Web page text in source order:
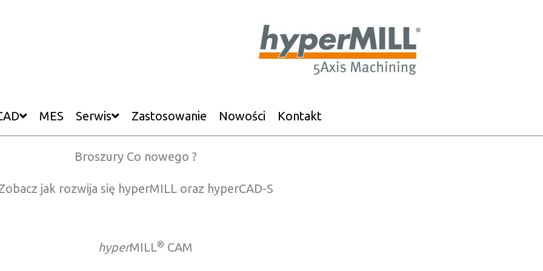
MES Serwis Zastosowanie Nowości Kontakt
Broszury Co nowego ?
jak rozwija się hyperMILL oraz hyperCAD-S
hyperMILL® CAM